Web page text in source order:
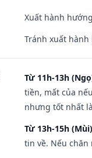
Xuất hành
Tránh xuất hành
Từ 11h-13h
tiền, mất của
nhưng tốt nhất
Từ 13h-15h
tin về. Nếu